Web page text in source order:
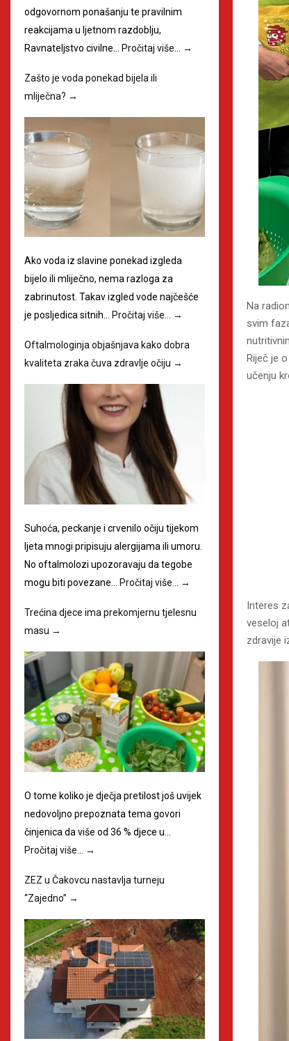
Na
svim
Riječ je
učenju
Interes
veseloj
zdravije
odgovornom ponašanju te pravilnim
reakcijama u ljetnom razdoblju,
Ravnateljstvo civilne…
Pročitaj više… →
Zašto je voda ponekad bijela ili
mliječna? →
Ako voda iz slavine ponekad izgleda
bijelo ili mliječno, nema razloga za
zabrinutost. Takav izgled vode najčešće
je posljedica sitnih… Pročitaj više… →
Oftalmologinja objašnjava kako dobra
kvaliteta zraka čuva zdravlje očiju →
Suhoća, peckanje i crvenilo očiju tijekom
ljeta mnogi pripisuju alergijama ili umoru.
No oftalmolozi upozoravaju da tegobe
mogu biti povezane…
Pročitaj više… →
Trećina djece ima prekomjernu tjelesnu
masu →
O tome koliko je dječja pretilost još uvijek
nedovoljno prepoznata tema govori
činjenica da više od 36 % djece u…
Pročitaj više…
→
ZEZ u Čakovcu nastavlja turneju
“Zajedno” →